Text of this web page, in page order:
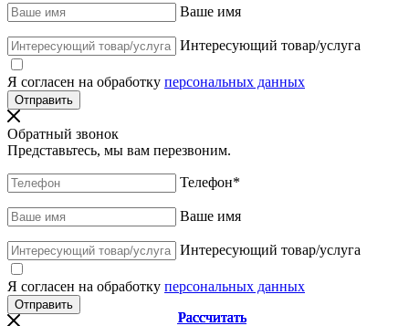
Ваше имя
Интересующий товар/услуга
Я согласен на обработку персональных данных
Обратный звонок
Представьтесь, мы вам перезвоним.
Телефон*
Ваше имя
Интересующий товар/услуга
Я согласен на обработку персональных данных
Рассчитать
Рассчитать
Рассчитать
Рассчитать
Рассчитать
Рассчитать